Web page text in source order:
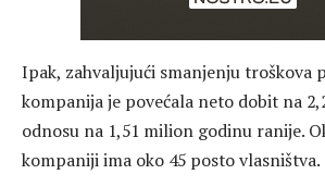
Ipak, zahvaljujući smanjenju troškova
kompanija je povećala neto dobit na
odnosu na 1,51 milion godinu ranije.
kompaniji ima oko 45 posto vlasništva.